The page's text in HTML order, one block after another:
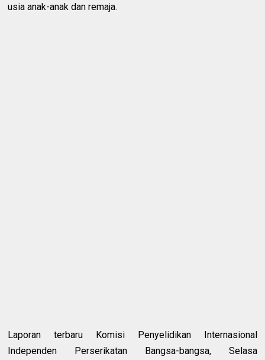
usia anak-anak dan remaja.
Laporan terbaru Komisi Penyelidikan Internasional
Independen Perserikatan Bangsa-bangsa, Selasa